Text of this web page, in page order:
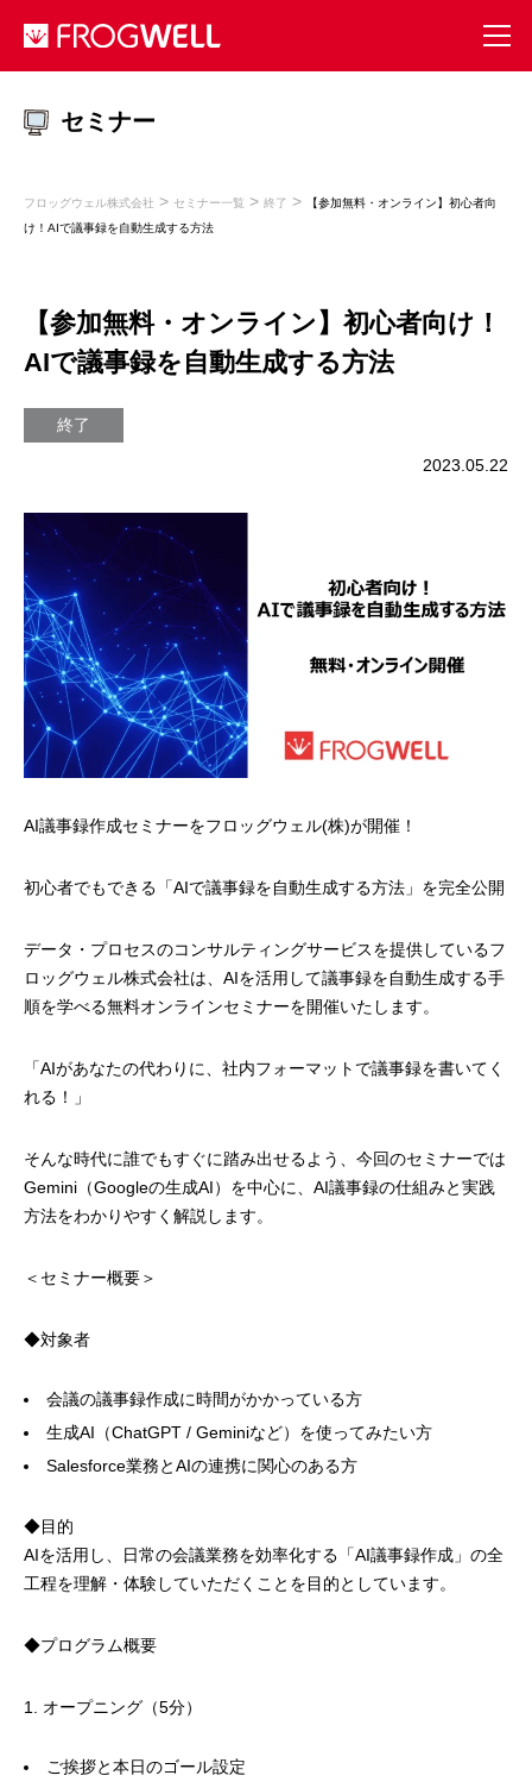
セミナー
フロッグウェル株式会社 > セミナー一覧 > 終了 >
【参加無料・オンライン】初心者向
け！AIで議事録を自動生成する方法
【参加無料・オンライン】初心者向け！
AIで議事録を自動生成する方法
終了
2023.05.22
AI議事録作成セミナーをフロッグウェル(株)が開催！
初心者でもできる「AIで議事録を自動生成する方法」を完全公開
データ・プロセスのコンサルティングサービスを提供しているフ
ロッグウェル株式会社は、AIを活用して議事録を自動生成する手
順を学べる無料オンラインセミナーを開催いたします。
「AIがあなたの代わりに、社内フォーマットで議事録を書いてく
れる！」
そんな時代に誰でもすぐに踏み出せるよう、今回のセミナーでは
Gemini（Googleの生成AI）を中心に、AI議事録の仕組みと実践
方法をわかりやすく解説します。
＜セミナー概要＞
◆対象者
会議の議事録作成に時間がかかっている方
生成AI（ChatGPT / Geminiなど）を使ってみたい方
Salesforce業務とAIの連携に関心のある方
◆目的
AIを活用し、日常の会議業務を効率化する「AI議事録作成」の全
工程を理解・体験していただくことを目的としています。
◆プログラム概要
1. オープニング（5分）
ご挨拶と本日のゴール設定